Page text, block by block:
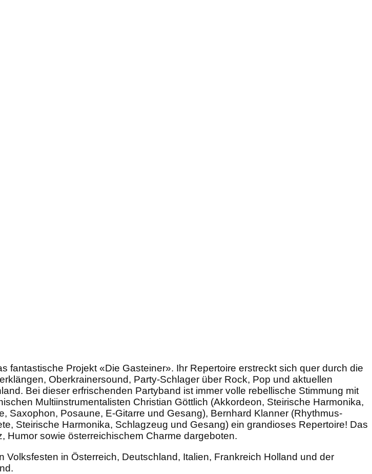
Projekt «Die Gasteiner». Ihr Repertoire erstreckt sich quer durch die
Oberkrainersound, Party-Schlager über Rock, Pop und aktuellen
Bei dieser erfrischenden Partyband ist immer volle rebellische Stimmung mit
Multiinstrumentalisten Christian Göttlich (Akkordeon, Steirische Harmonika,
Saxophon, Posaune, E-Gitarre und Gesang), Bernhard Klanner (Rhythmus-
Steirische Harmonika, Schlagzeug und Gesang) ein grandioses Repertoire! Das
Humor sowie österreichischem Charme dargeboten.
in Österreich, Deutschland, Italien, Frankreich Holland und der